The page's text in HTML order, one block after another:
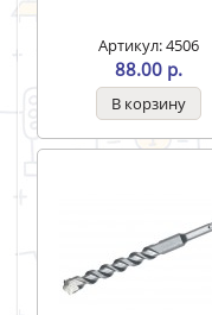
Артикул: 4506
88.00 р.